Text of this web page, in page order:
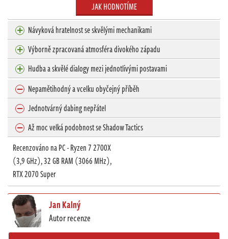
JAK HODNOTÍME
Návyková hratelnost se skvělými mechanikami
Výborně zpracovaná atmosféra divokého západu
Hudba a skvělé dialogy mezi jednotlivými postavami
Nepamětihodný a vcelku obyčejný příběh
Jednotvárný dabing nepřátel
Až moc velká podobnost se Shadow Tactics
Recenzováno na PC - Ryzen 7 2700X
(3,9 GHz), 32 GB RAM (3066 MHz),
RTX 2070 Super
Jan Kalný
Autor recenze